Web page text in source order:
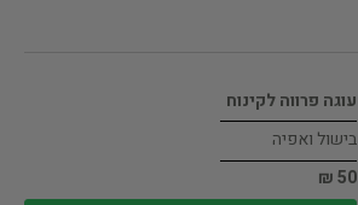
עוגה פרווה לקינוח
בישול ואפיה
50 ₪